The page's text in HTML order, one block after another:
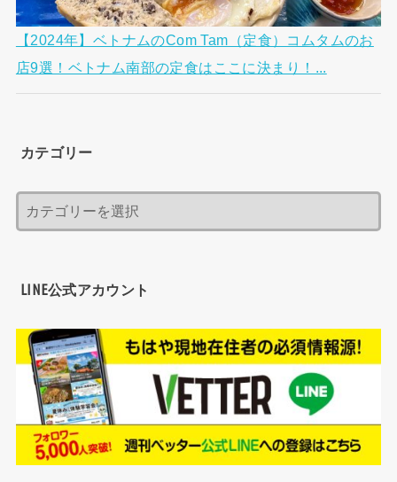
【2024年】ベトナムのCom Tam（定食）コムタムのお
店9選！ベトナム南部の定食はここに決まり！...
カテゴリー
LINE公式アカウント